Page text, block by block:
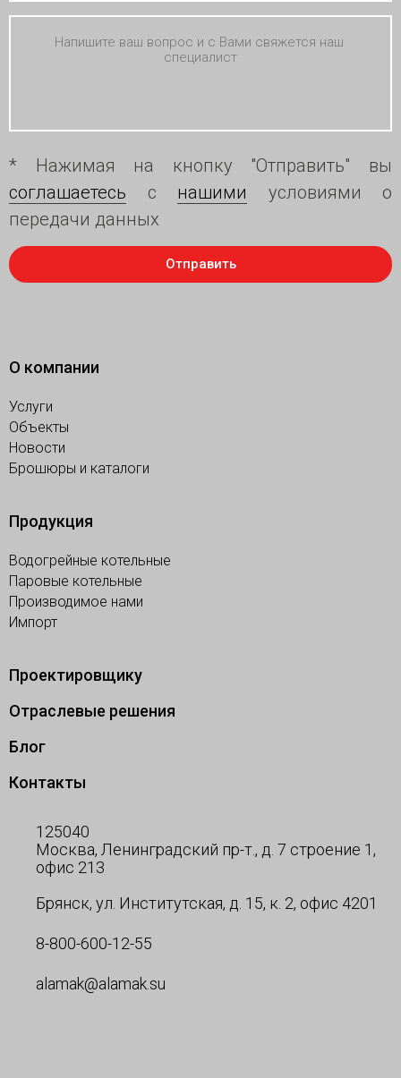
* Нажимая на кнопку "Отправить" вы
соглашаетесь с нашими условиями о
передачи данных
О компании
Услуги
Объекты
Новости
Брошюры и каталоги
Продукция
Водогрейные котельные
Паровые котельные
Производимое нами
Импорт
Проектировщику
Отраслевые решения
Блог
Контакты
125040
Москва, Ленинградский пр-т., д. 7 строение 1,
офис 213
Брянск, ул. Институтская, д. 15, к. 2, офис 4201
8-800-600-12-55
alamak@alamak.su